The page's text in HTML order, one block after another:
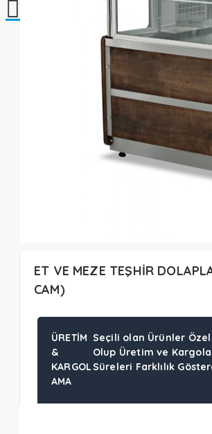
Alışveriş sepetiniz boş!
ET VE MEZE TEŞHİR
CAM)
ÜRETIM
&
KARGOL
AMA
Seçili olan Ürünler
Olup Üretim ve
Süreleri Farklılık